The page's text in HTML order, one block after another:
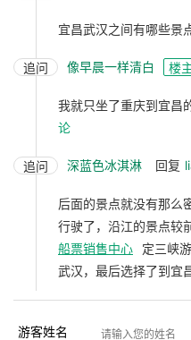
宜昌武汉之间有哪些景
追问 像早晨一样清白 楼
我就只坐了重庆到宜昌
论
追问 深蓝色冰淇淋 回复
后面的景点就没有那么
行驶了，沿江的景点较
船票销售中心
定三峡
武汉，最后选择了到宜昌
游客姓名